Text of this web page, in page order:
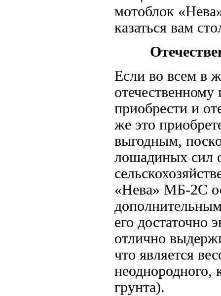
мотоблок
казаться вам
Если во всем в
приобрести и
же это
выгодным,
лошадиных сил
«Нева» МБ-2С
его достаточно
отлично
что является
неоднородного,
грунта).